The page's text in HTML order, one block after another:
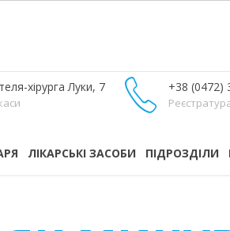
хірурга Луки, 7 +38 (0472)
ЛІКАРСЬКІ ЗАСОБИ ПІДРОЗДІЛИ